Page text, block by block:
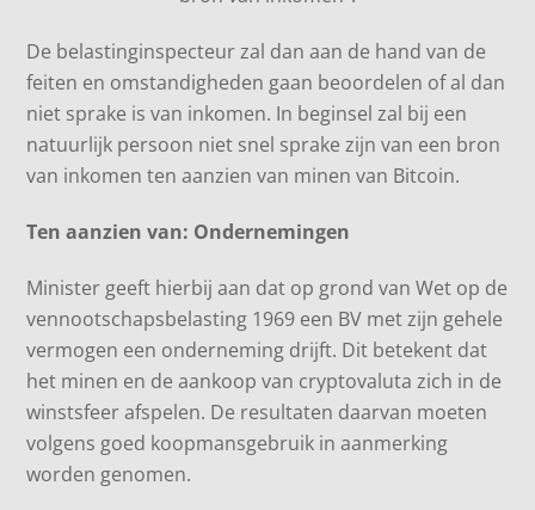
De belastinginspecteur zal dan aan de hand van de
feiten en omstandigheden gaan beoordelen of al dan
niet sprake is van inkomen. In beginsel zal bij een
natuurlijk persoon niet snel sprake zijn van een bron
van inkomen ten aanzien van minen van Bitcoin.
Ten aanzien van: Ondernemingen
Minister geeft hierbij aan dat op grond van Wet op de
vennootschapsbelasting 1969 een BV met zijn gehele
vermogen een onderneming drijft. Dit betekent dat
het minen en de aankoop van cryptovaluta zich in de
winstsfeer afspelen. De resultaten daarvan moeten
volgens goed koopmansgebruik in aanmerking
worden genomen.